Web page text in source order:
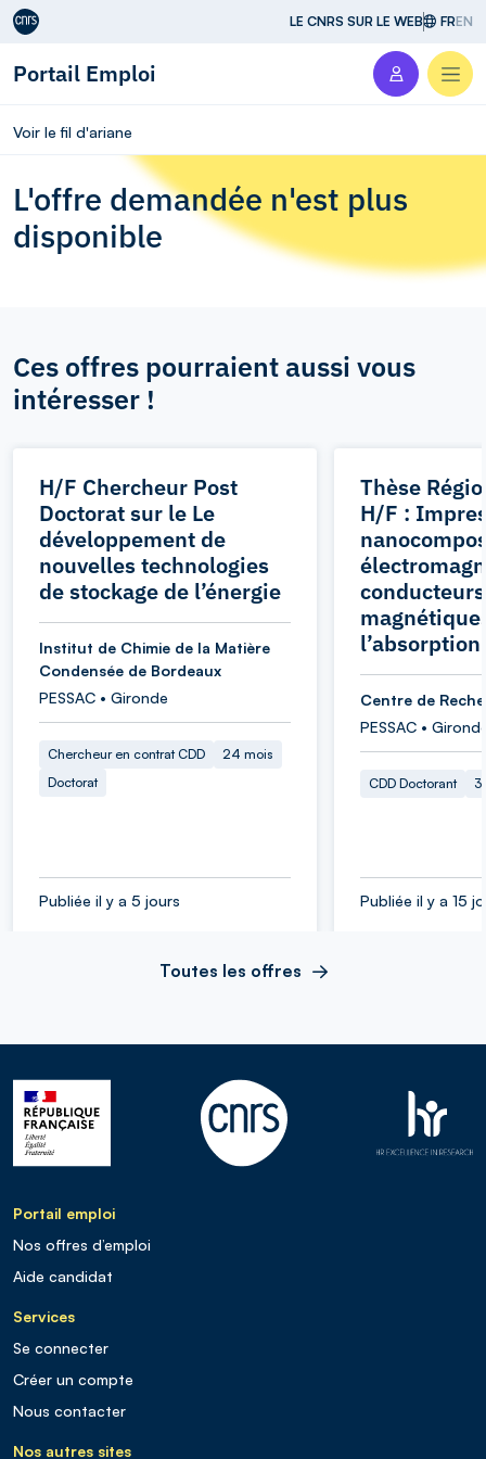
Aller au contenu LE CNRS SUR LE WEB FREN
Portail Emploi
Voir le fil d'ariane
L'offre demandée n'est plus
disponible
Ces offres pourraient aussi vous
intéresser !
H/F Chercheur Post
Doctorat sur le Le
développement de
nouvelles technologies
de stockage de l’énergie
Institut de Chimie de la Matière
Condensée de Bordeaux
PESSAC • Gironde
Chercheur en contrat CDD
24 mois
Doctorat
Publiée il y a 5 jours
Thèse
H/F :
l’absorption
Centre de
PESSAC •
CDD Doctorant
Publiée il y a 15
Toutes les offres
Portail emploi
Nos offres d’emploi
Aide candidat
Services
Se connecter
Créer un compte
Nous contacter
Nos autres sites